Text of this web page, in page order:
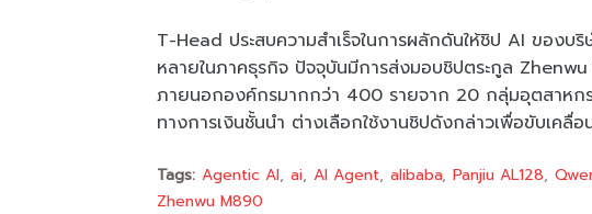
T-Head ประสบความสำเร็จในการผลักดันให้ชิป AI ของบ
หลายในภาคธุรกิจ ปัจจุบันมีการส่งมอบชิปตระกูล
ภายนอกองค์กรมากกว่า 400 รายจาก 20 กลุ่มอุตสาหก
ทางการเงินชั้นนำ ต่างเลือกใช้งานชิปดังกล่าวเพื่อขับเคลื่
Tags: Agentic AI ai AI Agent alibaba Panjiu AL128
Zhenwu M890